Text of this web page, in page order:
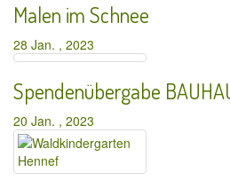
Malen im Schnee
28 Jan. , 2023
Spendenübergabe
20 Jan. , 2023